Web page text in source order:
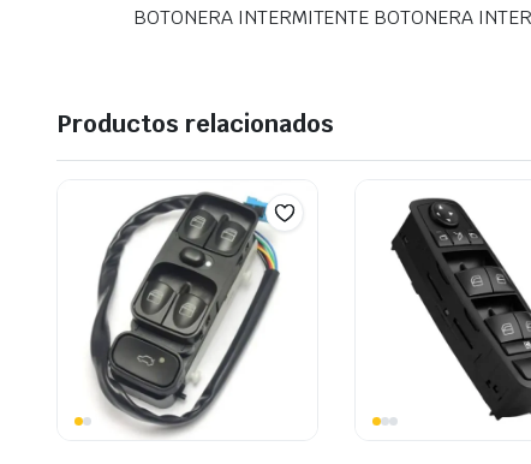
BOTONERA INTERMITENTE BOTONERA
Productos relacionados